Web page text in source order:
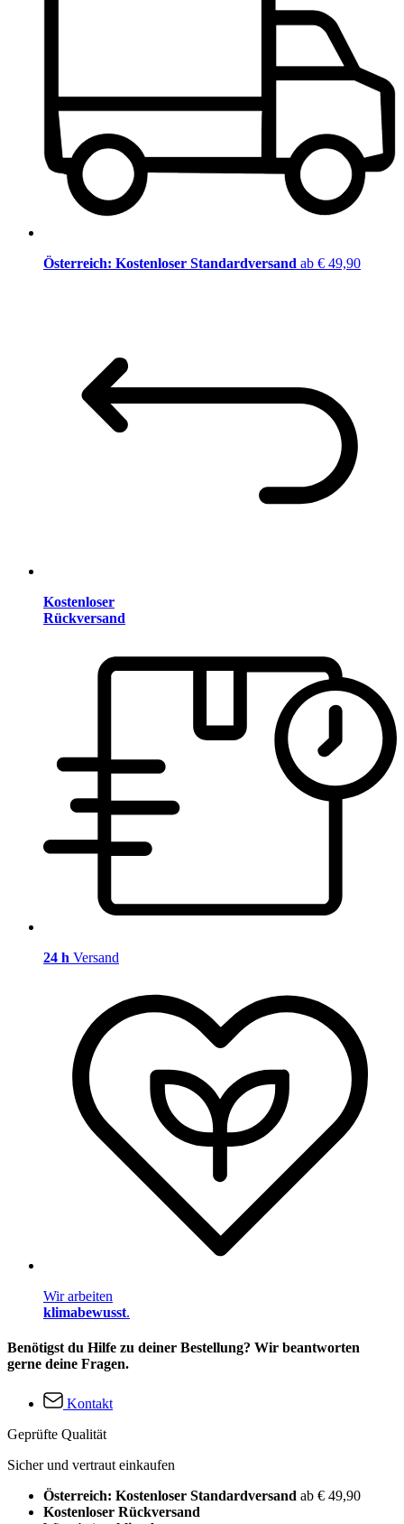
Österreich: Kostenloser Standardversand ab € 49,90
Kostenloser
Rückversand
24 h Versand
Wir arbeiten
klimabewusst.
Benötigst du Hilfe zu deiner Bestellung? Wir beantworten
gerne deine Fragen.
Kontakt
Geprüfte Qualität
Sicher und vertraut einkaufen
Österreich: Kostenloser Standardversand ab € 49,90
Kostenloser Rückversand